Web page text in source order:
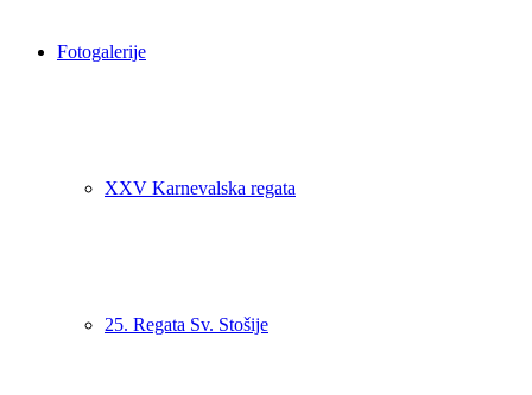
Fotogalerije
XXV Karnevalska regata
25. Regata Sv. Stošije